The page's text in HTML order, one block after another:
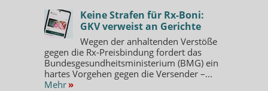
Keine Strafen für Rx-Boni:
GKV verweist an Gerichte
Wegen der anhaltenden Verstöße
gegen die Rx-Preisbindung fordert das
Bundesgesundheitsministerium (BMG) ein
hartes Vorgehen gegen die Versender –...
Mehr »